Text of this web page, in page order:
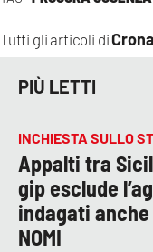
Tutti gli articoli di
PIÙ LETTI
INCHIESTA SULLO
Appalti tra
gip esclude
indagati
NOMI